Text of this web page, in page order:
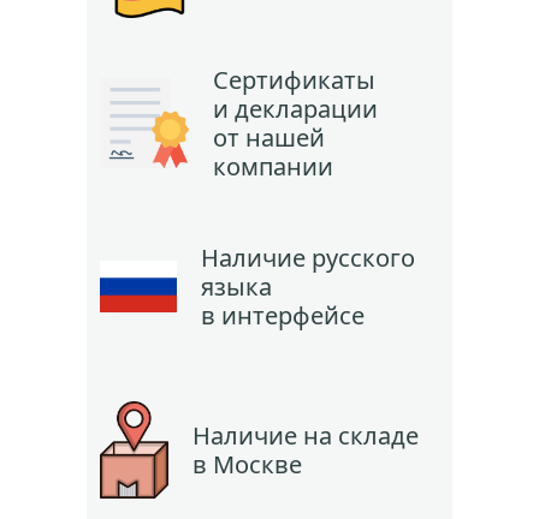
Сертификаты
и декларации
от нашей
компании
Наличие русского
языка
в интерфейсе
Наличие на складе
в Москве